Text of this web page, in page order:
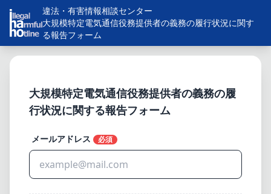
違法・有害情報相談センター
大規模特定電気通信役務提供者の義務の履行状況に関す
る報告フォーム
大規模特定電気通信役務提供者の義務の履
行状況に関する報告フォーム
メールアドレス 必須